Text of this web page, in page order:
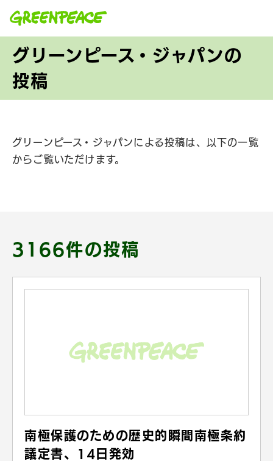
グリーンピース・ジャパンの
投稿
グリーンピース・ジャパンによる投稿は、以下の一覧
からご覧いただけます。
3166件の投稿
南極保護のための歴史的瞬間南極条約
議定書、14日発効